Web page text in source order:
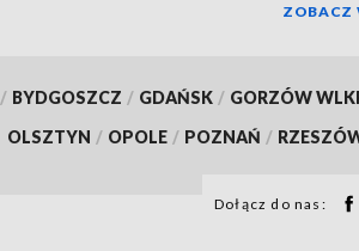
ZOBACZ
/ BYDGOSZCZ / GDAŃSK / GORZÓW
OLSZTYN / OPOLE / POZNAŃ /
Dołącz do nas: